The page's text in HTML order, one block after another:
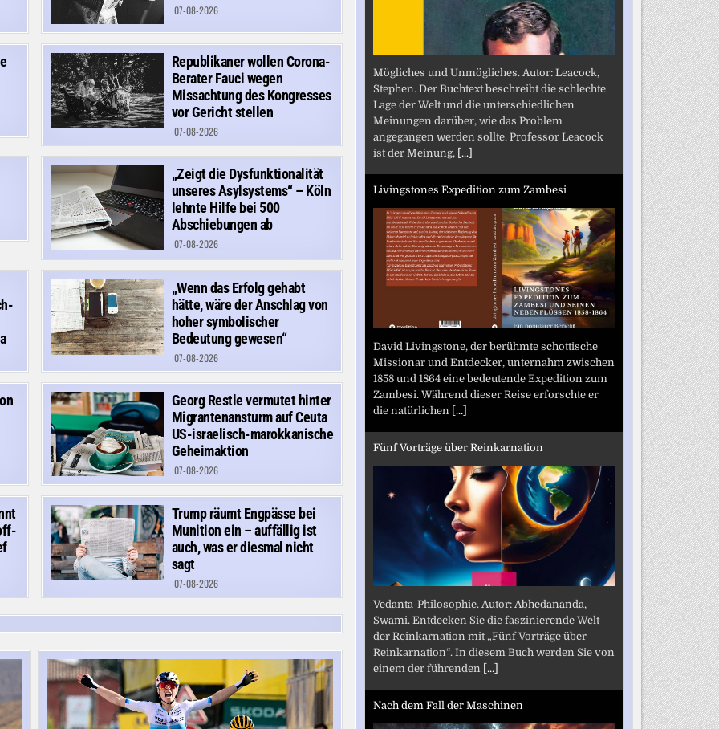
07-08-2026
Republikaner wollen Corona-
Berater Fauci wegen
Missachtung des Kongresses
vor Gericht stellen
07-08-2026
„Zeigt die Dysfunktionalität
unseres Asylsystems“ – Köln
lehnte Hilfe bei 500
Abschiebungen ab
07-08-2026
„Wenn das Erfolg gehabt
hätte, wäre der Anschlag von
hoher symbolischer
Bedeutung gewesen“
07-08-2026
Georg Restle vermutet hinter
Migrantenansturm auf Ceuta
US-israelisch-marokkanische
Geheimaktion
07-08-2026
Trump räumt Engpässe bei
Munition ein – auffällig ist
auch, was er diesmal nicht
sagt
07-08-2026
Mögliches und Unmögliches. Autor: Leacock,
Stephen. Der Buchtext beschreibt die schlechte
Lage der Welt und die unterschiedlichen
Meinungen darüber, wie das Problem
angegangen werden sollte. Professor Leacock
ist der Meinung, [...]
Livingstones Expedition zum Zambesi
David Livingstone, der berühmte schottische
Missionar und Entdecker, unternahm zwischen
1858 und 1864 eine bedeutende Expedition zum
Zambesi. Während dieser Reise erforschte er
die natürlichen [...]
Fünf Vorträge über Reinkarnation
Vedanta-Philosophie. Autor: Abhedananda,
Swami. Entdecken Sie die faszinierende Welt
der Reinkarnation mit „Fünf Vorträge über
Reinkarnation“. In diesem Buch werden Sie von
einem der führenden [...]
Nach dem Fall der Maschinen